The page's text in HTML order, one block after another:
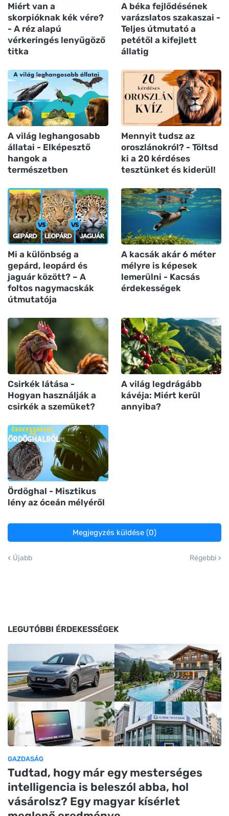
Miért van a
skorpióknak kék vére?
- A réz alapú
vérkeringés lenyűgöző
titka
A béka fejlődésének
varázslatos szakaszai -
Teljes útmutató a
petétől a kifejlett
állatig
A világ leghangosabb
állatai - Elképesztő
hangok a
természetben
Mennyit tudsz az
oroszlánokról? - Töltsd
ki a 20 kérdéses
tesztünket és kiderül!
Mi a különbség a
gepárd, leopárd és
jaguár között? – A
foltos nagymacskák
útmutatója
A kacsák akár 6 méter
mélyre is képesek
lemerülni - Kacsás
érdekességek
Csirkék látása -
Hogyan használják a
csirkék a szemüket?
A világ legdrágább
kávéja: Miért kerül
annyiba?
Ördöghal - Misztikus
lény az óceán mélyéről
Megjegyzés küldése (0)
Újabb Régebbi
LEGUTÓBBI ÉRDEKESSÉGEK
GAZDASÁG
Tudtad, hogy már egy mesterséges
intelligencia is beleszól abba, hol
vásárolsz? Egy magyar kísérlet